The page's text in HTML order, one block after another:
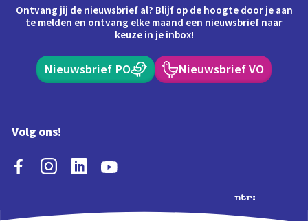
Ontvang jij de nieuwsbrief al? Blijf op de hoogte door je aan
te melden en ontvang elke maand een nieuwsbrief naar
keuze in je inbox!
Nieuwsbrief PO Nieuwsbrief VO
Volg ons!